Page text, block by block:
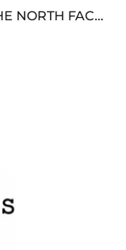
ノースフェイス 偽物 ダウン人気【THE NORTH FACE】M'S 7 SUMMIT HIM...